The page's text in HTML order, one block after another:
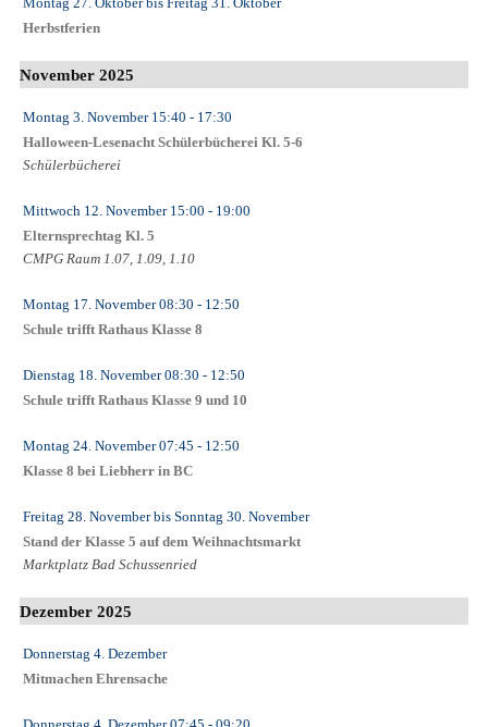
Herbstferien
November 2025
Montag 3. November15:40 - 17:30
Halloween-Lesenacht Schülerbücherei Kl. 5-6
Schülerbücherei
Mittwoch 12. November15:00 - 19:00
Elternsprechtag Kl. 5
CMPG Raum 1.07, 1.09, 1.10
Montag 17. November08:30 - 12:50
Schule trifft Rathaus Klasse 8
Dienstag 18. November08:30 - 12:50
Schule trifft Rathaus Klasse 9 und 10
Montag 24. November07:45 - 12:50
Klasse 8 bei Liebherr in BC
Freitag 28. Novemberbis Sonntag 30. November
Stand der Klasse 5 auf dem Weihnachtsmarkt
Marktplatz Bad Schussenried
Dezember 2025
Donnerstag 4. Dezember
Mitmachen Ehrensache